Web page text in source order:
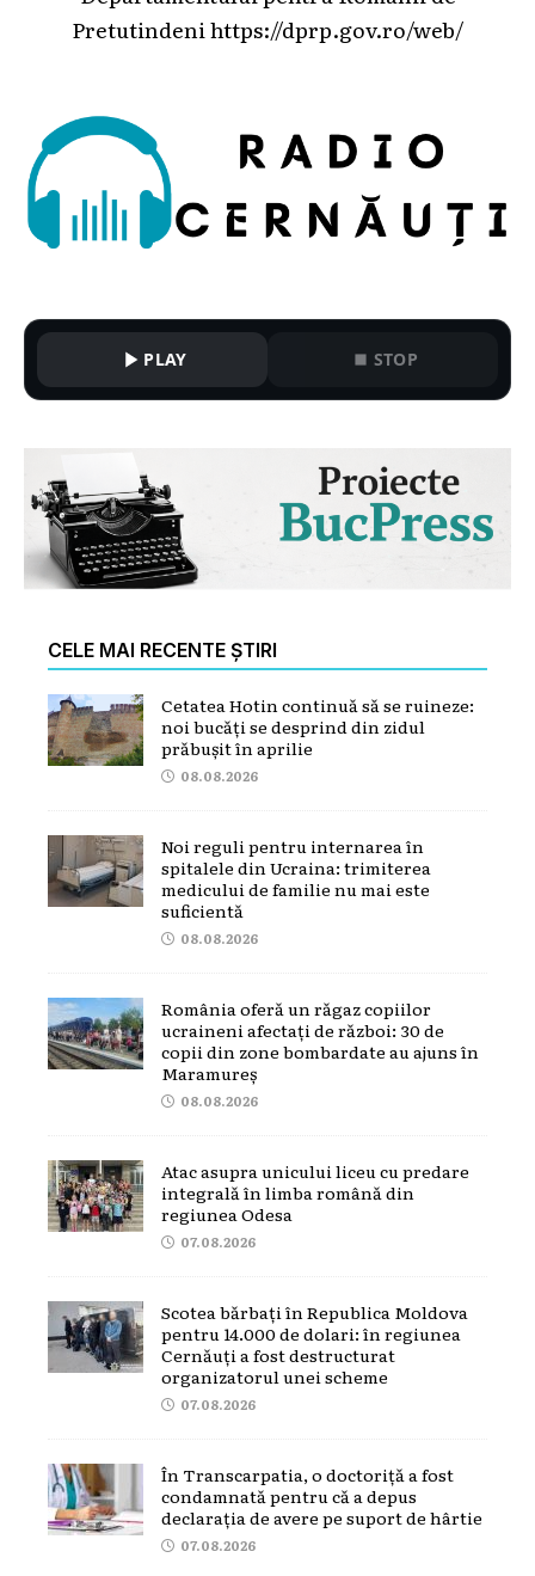
Pretutindeni https://dprp.gov.ro/web/
PLAY STOP
CELE MAI RECENTE ȘTIRI
Cetatea Hotin continuă să se ruineze:
noi bucăți se desprind din zidul
prăbușit în aprilie
08.08.2026
Noi reguli pentru internarea în
spitalele din Ucraina: trimiterea
medicului de familie nu mai este
suficientă
08.08.2026
România oferă un răgaz copiilor
ucraineni afectați de război: 30 de
copii din zone bombardate au ajuns în
Maramureș
08.08.2026
Atac asupra unicului liceu cu predare
integrală în limba română din
regiunea Odesa
07.08.2026
Scotea bărbați în Republica Moldova
pentru 14.000 de dolari: în regiunea
Cernăuți a fost destructurat
organizatorul unei scheme
07.08.2026
În Transcarpatia, o doctoriță a fost
condamnată pentru că a depus
declarația de avere pe suport de hârtie
07.08.2026